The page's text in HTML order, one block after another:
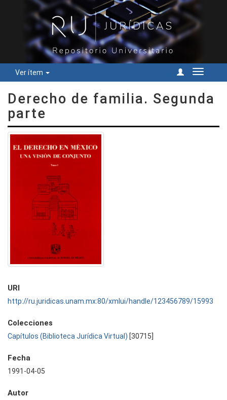
Ver ítem
Cambiar
Derecho de familia. Segunda
parte
URI
http://ru.juridicas.unam.mx:80/xmlui/handle/123456789/15993
Colecciones
Capítulos (Biblioteca Jurídica Virtual) [30715]
Fecha
1991-04-05
Autor